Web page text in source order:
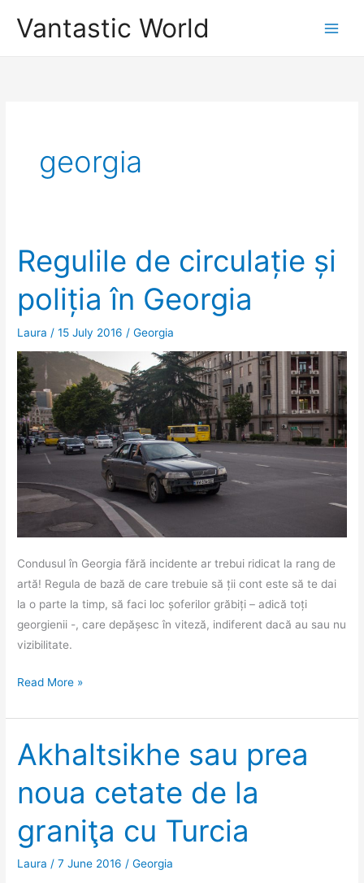
Vantastic World
georgia
Regulile de circulație și
poliția în Georgia
Laura /15 July 2016 /Georgia
Condusul în Georgia fără incidente ar trebui ridicat la rang de
artă! Regula de bază de care trebuie să ții cont este să te dai
la o parte la timp, să faci loc șoferilor grăbiți – adică toți
georgienii -, care depășesc în viteză, indiferent dacă au sau nu
vizibilitate.
Regulile
circulație
poliția
Georgia
Read More »
Akhaltsikhe sau prea
noua cetate de la
graniţa cu Turcia
Laura /7 June 2016 /Georgia